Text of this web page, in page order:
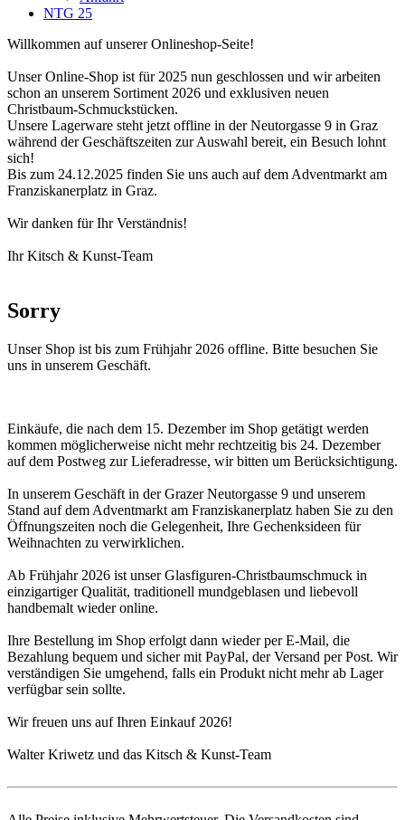
NTG 25
Willkommen auf unserer Onlineshop-Seite!
Unser Online-Shop ist für 2025 nun geschlossen und wir arbeiten
schon an unserem Sortiment 2026 und exklusiven neuen
Christbaum-Schmuckstücken.
Unsere Lagerware steht jetzt offline in der Neutorgasse 9 in Graz
während der Geschäftszeiten zur Auswahl bereit, ein Besuch lohnt
sich!
Bis zum 24.12.2025 finden Sie uns auch auf dem Adventmarkt am
Franziskanerplatz in Graz.
Wir danken für Ihr Verständnis!
Ihr Kitsch & Kunst-Team
Sorry
Unser Shop ist bis zum Frühjahr 2026 offline. Bitte besuchen Sie
uns in unserem Geschäft.
Einkäufe, die nach dem 15. Dezember im Shop getätigt werden
kommen möglicherweise nicht mehr rechtzeitig bis 24. Dezember
auf dem Postweg zur Lieferadresse, wir bitten um Berücksichtigung.
In unserem Geschäft in der Grazer Neutorgasse 9 und unserem
Stand auf dem Adventmarkt am Franziskanerplatz haben Sie zu den
Öffnungszeiten noch die Gelegenheit, Ihre Gechenksideen für
Weihnachten zu verwirklichen.
Ab Frühjahr 2026 ist unser Glasfiguren-Christbaumschmuck in
einzigartiger Qualität, traditionell mundgeblasen und liebevoll
handbemalt wieder online.
Ihre Bestellung im Shop erfolgt dann wieder per E-Mail, die
Bezahlung bequem und sicher mit PayPal, der Versand per Post. Wir
verständigen Sie umgehend, falls ein Produkt nicht mehr ab Lager
verfügbar sein sollte.
Wir freuen uns auf Ihren Einkauf 2026!
Walter Kriwetz und das Kitsch & Kunst-Team